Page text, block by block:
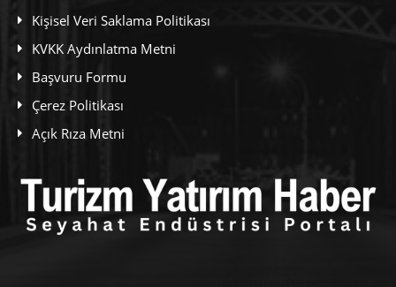
Kişisel Veri Saklama Politikası
KVKK Aydınlatma Metni
Başvuru Formu
Çerez Politikası
Açık Rıza Metni